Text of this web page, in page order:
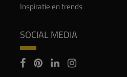
Inspiratie en trends
SOCIAL MEDIA